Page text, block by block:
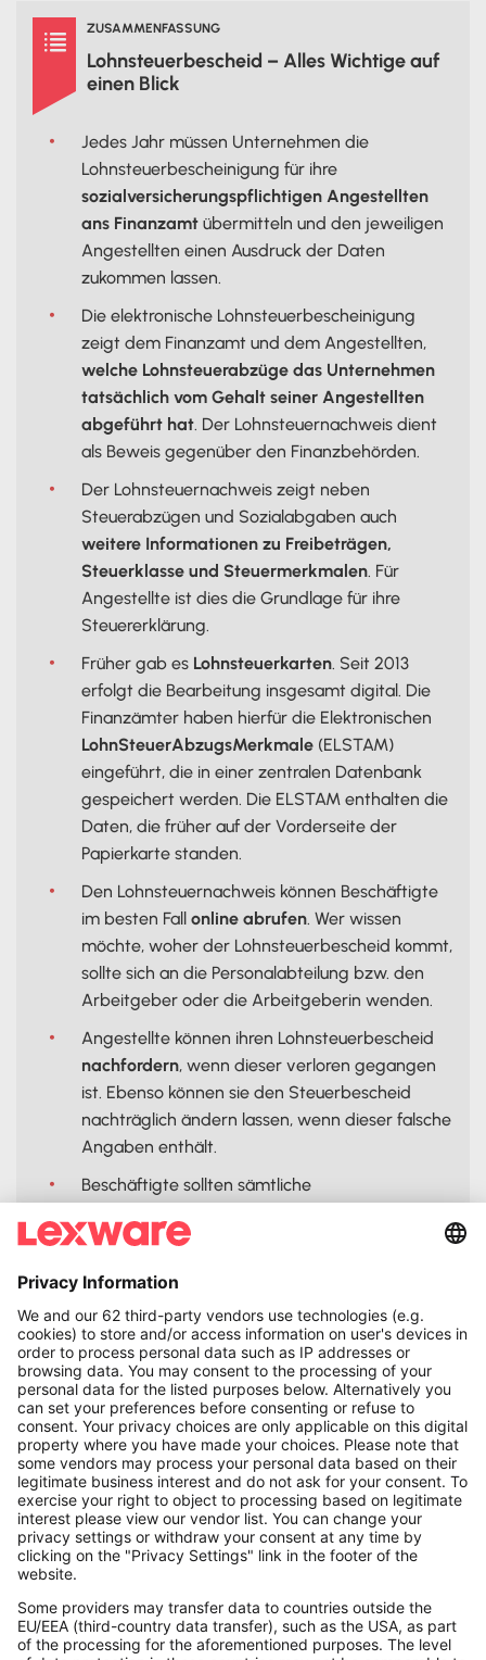
 ZUSAMMENFASSUNG
Lohnsteuerbescheid – Alles Wichtige auf
einen Blick
Jedes Jahr müssen Unternehmen die
Lohnsteuerbescheinigung für ihre
sozialversicherungspflichtigen Angestellten
ans Finanzamt übermitteln und den jeweiligen
Angestellten einen Ausdruck der Daten
zukommen lassen.
Die elektronische Lohnsteuerbescheinigung
zeigt dem Finanzamt und dem Angestellten,
welche Lohnsteuerabzüge das Unternehmen
tatsächlich vom Gehalt seiner Angestellten
abgeführt hat. Der Lohnsteuernachweis dient
als Beweis gegenüber den Finanzbehörden.
Der Lohnsteuernachweis zeigt neben
Steuerabzügen und Sozialabgaben auch
weitere Informationen zu Freibeträgen,
Steuerklasse und Steuermerkmalen. Für
Angestellte ist dies die Grundlage für ihre
Steuererklärung.
Früher gab es Lohnsteuerkarten. Seit 2013
erfolgt die Bearbeitung insgesamt digital. Die
Finanzämter haben hierfür die Elektronischen
LohnSteuerAbzugsMerkmale (ELSTAM)
eingeführt, die in einer zentralen Datenbank
gespeichert werden. Die ELSTAM enthalten die
Daten, die früher auf der Vorderseite der
Papierkarte standen.
Den Lohnsteuernachweis können Beschäftigte
im besten Fall online abrufen. Wer wissen
möchte, woher der Lohnsteuerbescheid kommt,
sollte sich an die Personalabteilung bzw. den
Arbeitgeber oder die Arbeitgeberin wenden.
Angestellte können ihren Lohnsteuerbescheid
nachfordern, wenn dieser verloren gegangen
ist. Ebenso können sie den Steuerbescheid
nachträglich ändern lassen, wenn dieser falsche
Angaben enthält.
Beschäftigte sollten sämtliche
aufbewahren, da sie Grundlage der
Arbeitgebende die Lohnsteuerbescheide über
zehn Jahre verwahren.
Teile diese Seite:
    